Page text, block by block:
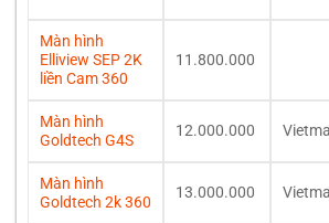
Màn hình
Elliview SEP 2K
liền Cam 360
11.800.000
Màn hình
Goldtech G4S
12.000.000
Màn hình
Goldtech 2k 360
13.000.000